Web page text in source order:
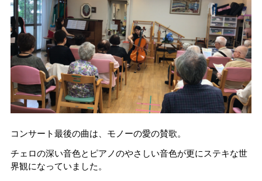
コンサート最後の曲は、モノーの愛の賛歌。
チェロの深い音色とピアノのやさしい音色が更にステキな世
界観になっていました。